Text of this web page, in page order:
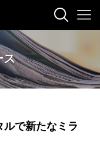
ス
で新たなミラ